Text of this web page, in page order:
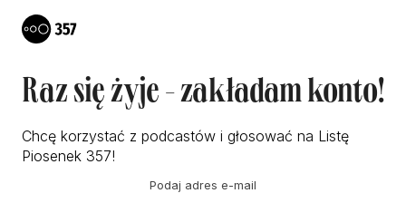
Raz się żyje - zakładam konto!
Chcę korzystać z podcastów i głosować na Listę
Piosenek 357!
Podaj adres e-mail